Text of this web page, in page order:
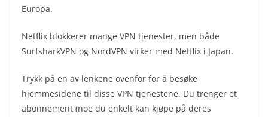
Europa.
Netflix blokkerer mange VPN tjenester, men både
SurfsharkVPN og NordVPN virker med Netflix i Japan.
Trykk på en av lenkene ovenfor for å besøke
hjemmesidene til disse VPN tjenestene. Du trenger et
abonnement (noe du enkelt kan kjøpe på deres